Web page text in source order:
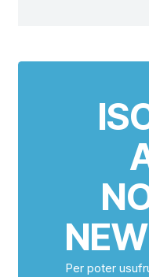
Per poter